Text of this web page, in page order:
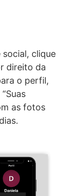
clique
direito da
o perfil,
as fotos